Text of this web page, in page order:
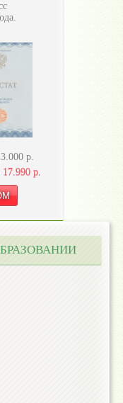
р.
17.990 р.